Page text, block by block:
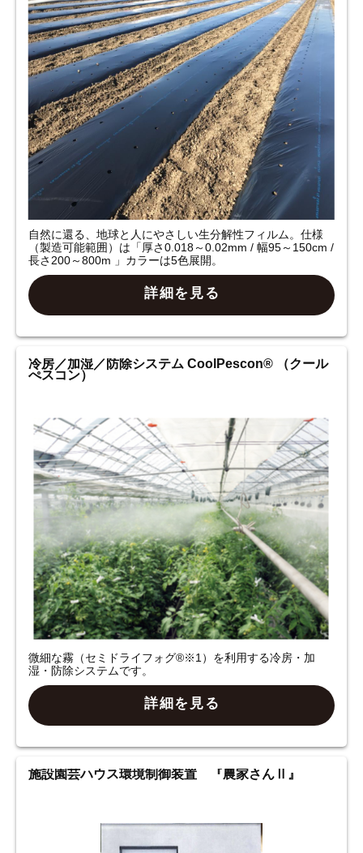
自然に還る、地球と人にやさしい生分解性フィルム。仕様
（製造可能範囲）は「厚さ0.018～0.02mm / 幅95～150cm /
長さ200～800m 」カラーは5色展開。
詳細を見る
冷房／加湿／防除システム CoolPescon® （クール
ぺスコン）
微細な霧（セミドライフォグ®※1）を利用する冷房・加
湿・防除システムです。
詳細を見る
施設園芸ハウス環境制御装置 『農家さんⅡ』